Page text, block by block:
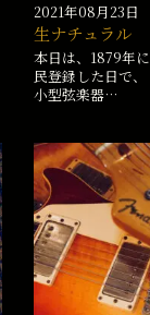
2021年08月23日
生ナチュラル
本日は、1879年
民登録した日で
小型弦楽器…